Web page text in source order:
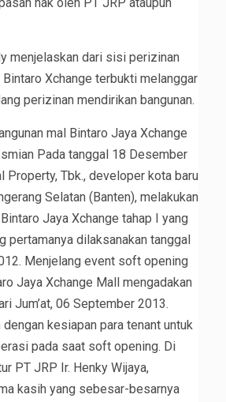
hak oleh PT JRP ataupun
menjelaskan dari sisi perizinan
Xchange terbukti melanggar
perizinan mendirikan bangunan.
mal Bintaro Jaya Xchange
Pada tanggal 18 Desember
Property, Tbk., developer kota baru
Selatan (Banten), melakukan
Jaya Xchange tahap I yang
pertamanya dilaksanakan tanggal
Menjelang event soft opening
Jaya Xchange Mall mengadakan
Jum’at, 06 September 2013.
dengan kesiapan para tenant untuk
pada saat soft opening. Di
PT JRP Ir. Henky Wijaya,
kasih yang sebesar-besarnya